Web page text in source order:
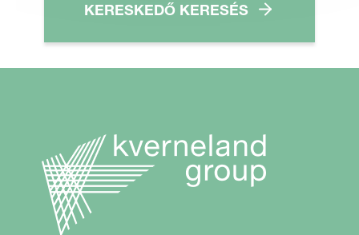
KERESKEDŐ KERESÉS